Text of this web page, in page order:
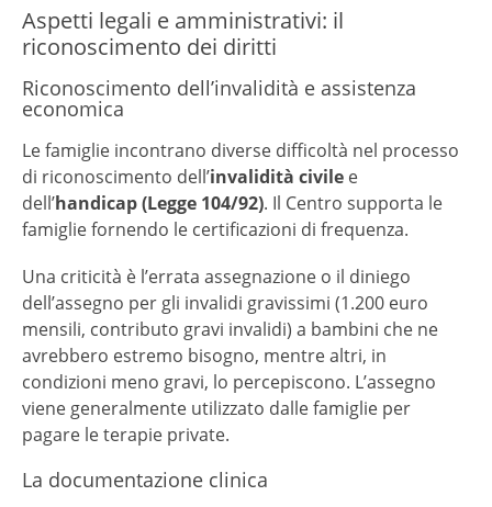
Aspetti legali e amministrativi: il
riconoscimento dei diritti
Riconoscimento dell’invalidità e assistenza
economica
Le famiglie incontrano diverse difficoltà nel processo
di riconoscimento dell’invalidità civile e
dell’handicap (Legge 104/92). Il Centro supporta le
famiglie fornendo le certificazioni di frequenza.
Una criticità è l’errata assegnazione o il diniego
dell’assegno per gli invalidi gravissimi (1.200 euro
mensili, contributo gravi invalidi) a bambini che ne
avrebbero estremo bisogno, mentre altri, in
condizioni meno gravi, lo percepiscono. L’assegno
viene generalmente utilizzato dalle famiglie per
pagare le terapie private.
La documentazione clinica